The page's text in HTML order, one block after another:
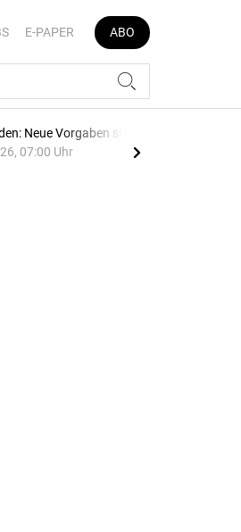
E-PAPER ABO
FLOTTENLÖSUNGEN
Neue Vorgaben sind zu
07:00 Uhr